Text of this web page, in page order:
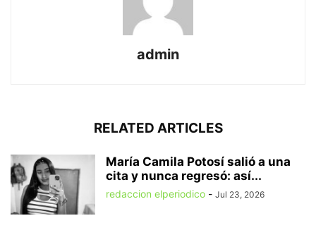
admin
RELATED ARTICLES
María Camila Potosí salió a una
cita y nunca regresó: así...
redaccion elperiodico - Jul 23, 2026